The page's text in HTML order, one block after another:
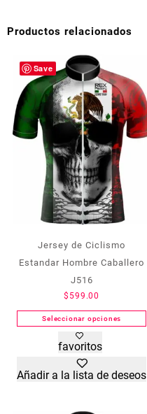
Productos relacionados
Save
Jersey de Ciclismo
Estandar Hombre Caballero
J516
$ 599.00
Seleccionar opciones
Este
producto
tiene
múltiples
favoritos
Añadir a la lista de deseos